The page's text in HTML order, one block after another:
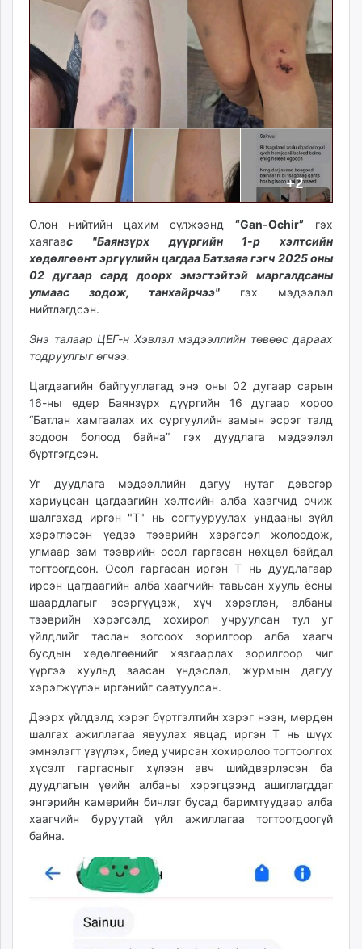
Livetv.mn
Eguur.mn
24tsag.mn
shuud.mn
eagle.mn
ergelt.mn
zarig.mn
today.mn
ugluu.mn
urlag.mn
unen.mn
asu.mn
shudarga.mn
shuurhai.mn
isee.mn
mglradio.com
fact.mn
itoim.mn
tumen.mn
shuum.mn
times.mn
tvmongolia.mn
mass.mn
unegui.mn
assa.mn
toim.mn
tac.mn
paparazzi.mn
unread.today
Олон нийтийн цахим сүлжээнд “Gan-Ochir” гэх
хаягаас "Баянзүрх дүүргийн 1-р хэлтсийн
хөдөлгөөнт эргүүлийн цагдаа Батзаяа гэгч 2025 оны
02 дугаар сард доорх эмэгтэйтэй маргалдсаны
улмаас зодож, танхайрчээ" гэх мэдээлэл
нийтлэгдсэн.
Энэ талаар ЦЕГ-н Хэвлэл мэдээллийн төвөөс дараах
тодруулгыг өгчээ.
Цагдаагийн байгууллагад энэ оны 02 дугаар сарын
16-ны өдөр Баянзүрх дүүргийн 16 дугаар хороо
“Батлан хамгаалах их сургуулийн замын эсрэг талд
зодоон болоод байна” гэх дуудлага мэдээлэл
бүртгэгдсэн.
Уг дуудлага мэдээллийн дагуу нутаг дэвсгэр
хариуцсан цагдаагийн хэлтсийн алба хаагчид очиж
шалгахад иргэн "Т" нь согтууруулах ундааны зүйл
хэрэглэсэн үедээ тээврийн хэрэгсэл жолоодож,
улмаар зам тээврийн осол гаргасан нөхцөл байдал
тогтоогдсон. Осол гаргасан иргэн Т нь дуудлагаар
ирсэн цагдаагийн алба хаагчийн тавьсан хууль ёсны
шаардлагыг эсэргүүцэж, хүч хэрэглэн, албаны
тээврийн хэрэгсэлд хохирол учруулсан тул уг
үйлдлийг таслан зогсоох зорилгоор алба хаагч
бусдын хөдөлгөөнийг хязгаарлах зорилгоор чиг
үүргээ хуульд заасан үндэслэл, журмын дагуу
хэрэгжүүлэн иргэнийг саатуулсан.
Дээрх үйлдэлд хэрэг бүртгэлтийн хэрэг нээн, мөрдөн
шалгах ажиллагаа явуулах явцад иргэн Т нь шүүх
эмнэлэгт үзүүлэх, биед учирсан хохиролоо тогтоолгох
хүсэлт гаргасныг хүлээн авч шийдвэрлэсэн ба
дуудлагын үеийн албаны хэрэгцээнд ашиглагддаг
энгэрийн камерийн бичлэг бусад баримтуудаар алба
хаагчийн буруутай үйл ажиллагаа тогтоогдоогүй
байна.